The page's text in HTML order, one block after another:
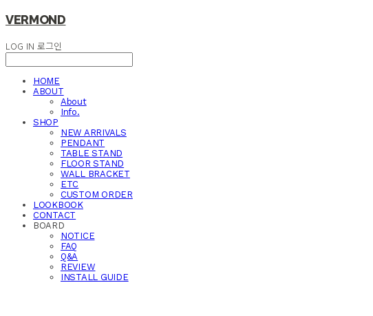
VERMOND
LOG IN 로그인
HOME
ABOUT
About
Info.
SHOP
NEW ARRIVALS
PENDANT
TABLE STAND
FLOOR STAND
WALL BRACKET
ETC
CUSTOM ORDER
LOOKBOOK
CONTACT
BOARD
NOTICE
FAQ
Q&A
REVIEW
INSTALL GUIDE